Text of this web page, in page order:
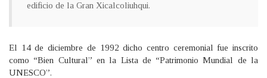
edificio de la Gran Xicalcoliuhqui.
El 14 de diciembre de 1992 dicho centro ceremonial fue inscrito
como “Bien Cultural” en la Lista de “Patrimonio Mundial de la
UNESCO”.